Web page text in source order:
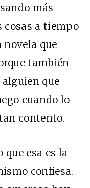
más
cosas a tiempo
novela que
también
que
cuando lo
contento.
que esa es la
confiesa.